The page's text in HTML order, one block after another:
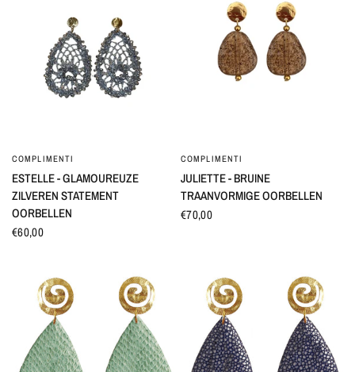
SNEL BEKIJKEN
COMPLIMENTI
ESTELLE - GLAMOUREUZE
ZILVEREN STATEMENT
OORBELLEN
€60,00
SNEL BEKIJKEN
COMPLIMENTI
JULIETTE - BRUINE
TRAANVORMIGE OORBELLEN
€70,00